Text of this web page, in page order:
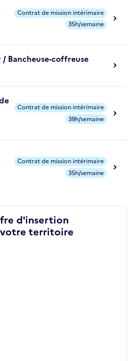
Contrat de mission intérimaire
35h/semaine
Bancheuse-coffreuse
Contrat de mission intérimaire
39h/semaine
Contrat de mission intérimaire
35h/semaine
d'insertion
territoire